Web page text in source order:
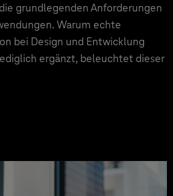
grundlegenden Anforderungen
Warum echte
bei Design und Entwicklung
ergänzt, beleuchtet dieser